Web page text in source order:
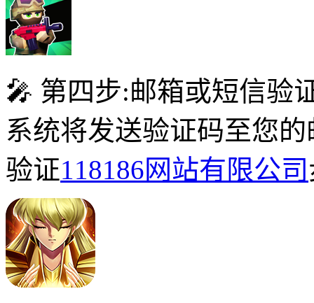
🎤 第四步:邮箱或短信验
系统将发送验证码至您
验证118186网站有限公司